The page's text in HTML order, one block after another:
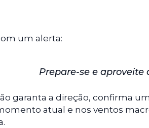
um alerta:
Prepare-se e aproveite
garanta a direção, confirma
atual e nos ventos